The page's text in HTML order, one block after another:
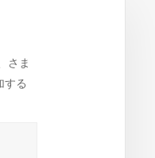
さま
する